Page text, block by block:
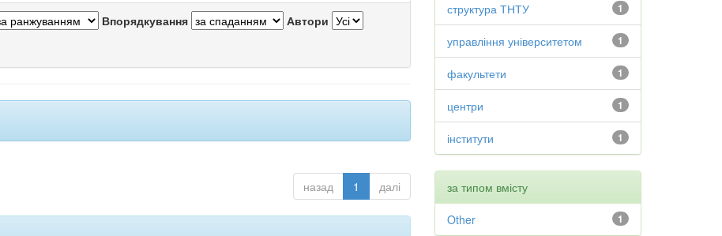
Впорядкування Автори
назад 1 далі
1
структура ТНТУ
1
управління університетом
1
факультети
1
центри
1
інститути
за типом вмісту
1
Other